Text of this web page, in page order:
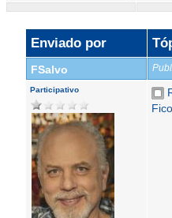
Enviado por
FSalvo
Participativo